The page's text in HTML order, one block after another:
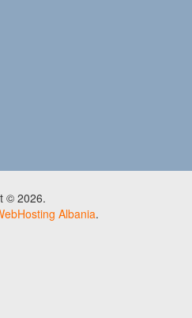
© 2026.
Albania.